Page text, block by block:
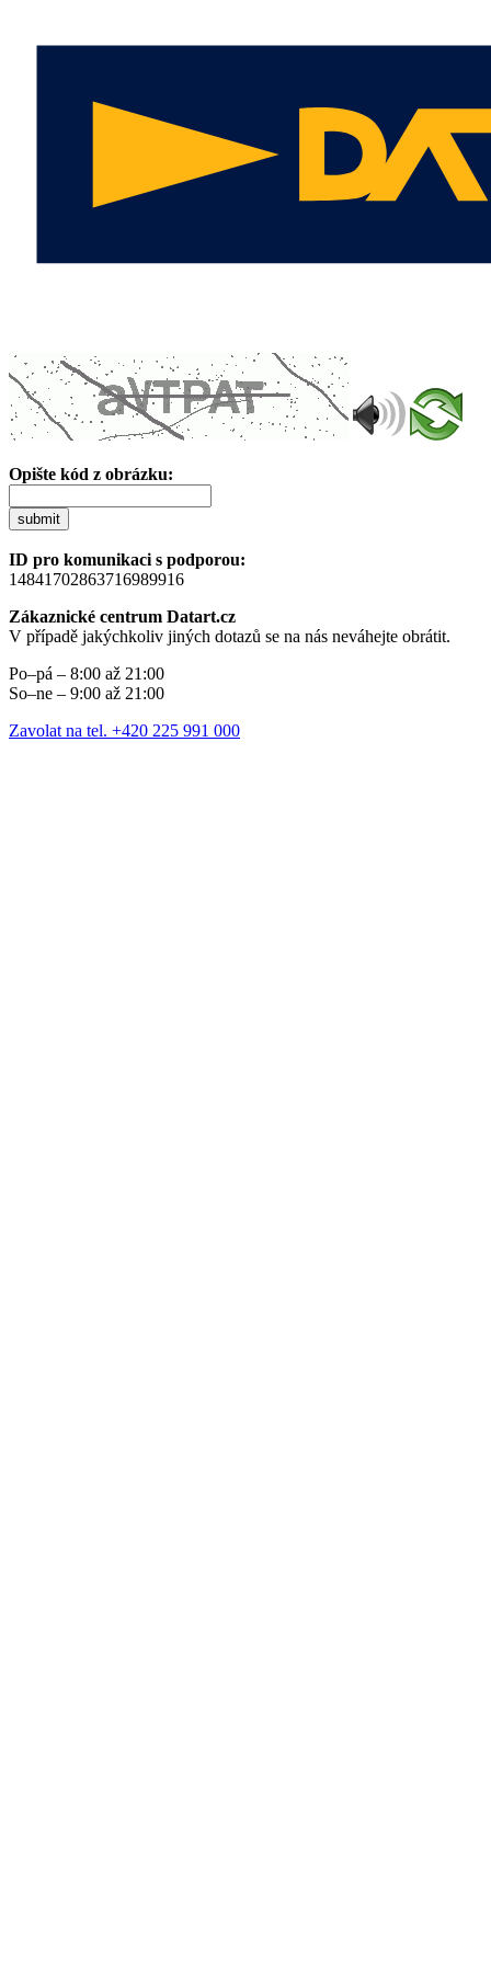
Opište kód z obrázku:
submit
ID pro komunikaci s podporou:
14841702863716989916
Zákaznické centrum Datart.cz
V případě jakýchkoliv jiných dotazů se na nás neváhejte obrátit.
Po–pá – 8:00 až 21:00
So–ne – 9:00 až 21:00
Zavolat na tel. +420 225 991 000